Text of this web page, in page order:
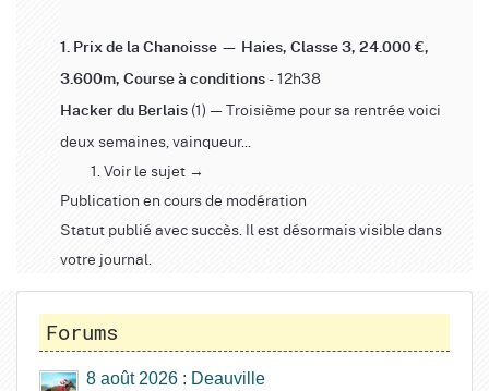
1. Prix de la Chanoisse — Haies, Classe 3, 24.000 €,
3.600m, Course à conditions - 12h38
Hacker du Berlais (1) — Troisième pour sa rentrée voici
deux semaines, vainqueur...
Voir le sujet →
Publication en cours de modération
Statut publié avec succès. Il est désormais visible dans
votre journal.
Forums
8 août 2026 : Deauville